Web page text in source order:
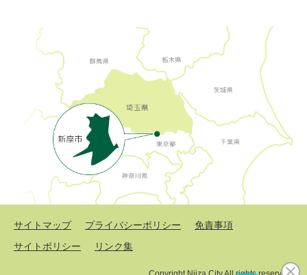
サイトマップ プライバシーポリシー
免責事項
サイトポリシー
リンク集